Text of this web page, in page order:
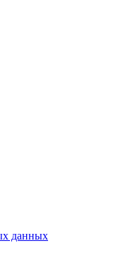
данных